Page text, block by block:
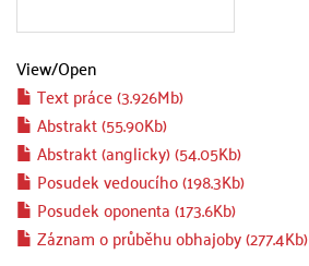
View/Open
Text práce (3.926Mb)
Abstrakt (55.90Kb)
Abstrakt (anglicky) (54.05Kb)
Posudek vedoucího (198.3Kb)
Posudek oponenta (173.6Kb)
Záznam o průběhu obhajoby (277.4Kb)